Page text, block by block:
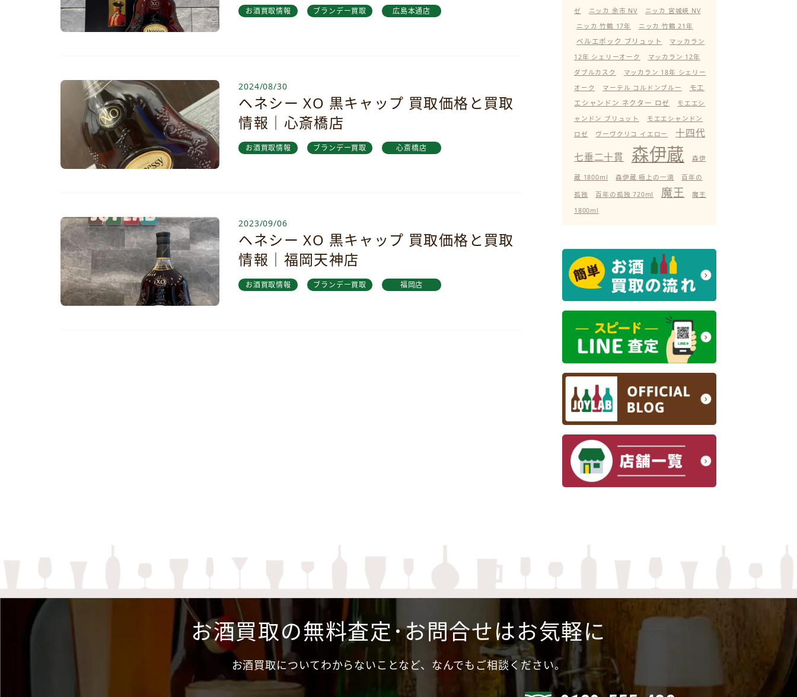
お酒買取情報 ブランデー買取 広島本通店
2024/08/30
ヘネシー XO 黒キャップ 買取価格と買取
情報｜心斎橋店
お酒買取情報 ブランデー買取 心斎橋店
2023/09/06
ヘネシー XO 黒キャップ 買取価格と買取
情報｜福岡天神店
お酒買取情報 ブランデー買取 福岡店
ゼ
ニッカ 余市 NV
ニッカ 宮城峡 NV
ニッカ 竹鶴 17年
ニッカ 竹鶴 21年
ベルエポック ブリュット
マッカラン
12年 シェリーオーク
マッカラン 12年
ダブルカスク
マッカラン 18年 シェリー
オーク
マーテル コルドンブルー
モエ
エシャンドン ネクター ロゼ
モエエシ
ャンドン ブリュット
モエエシャンドン
ロゼ
ヴーヴクリコ イエロー
十四代
七垂二十貫
森伊蔵 森伊
蔵 1800ml 森伊蔵 極上の一滴 百年の
孤独 百年の孤独 720ml 魔王
魔王
1800ml
お酒買取の無料査定･お問合せはお気軽に
お酒買取についてわからないことなど、なんでもご相談ください。